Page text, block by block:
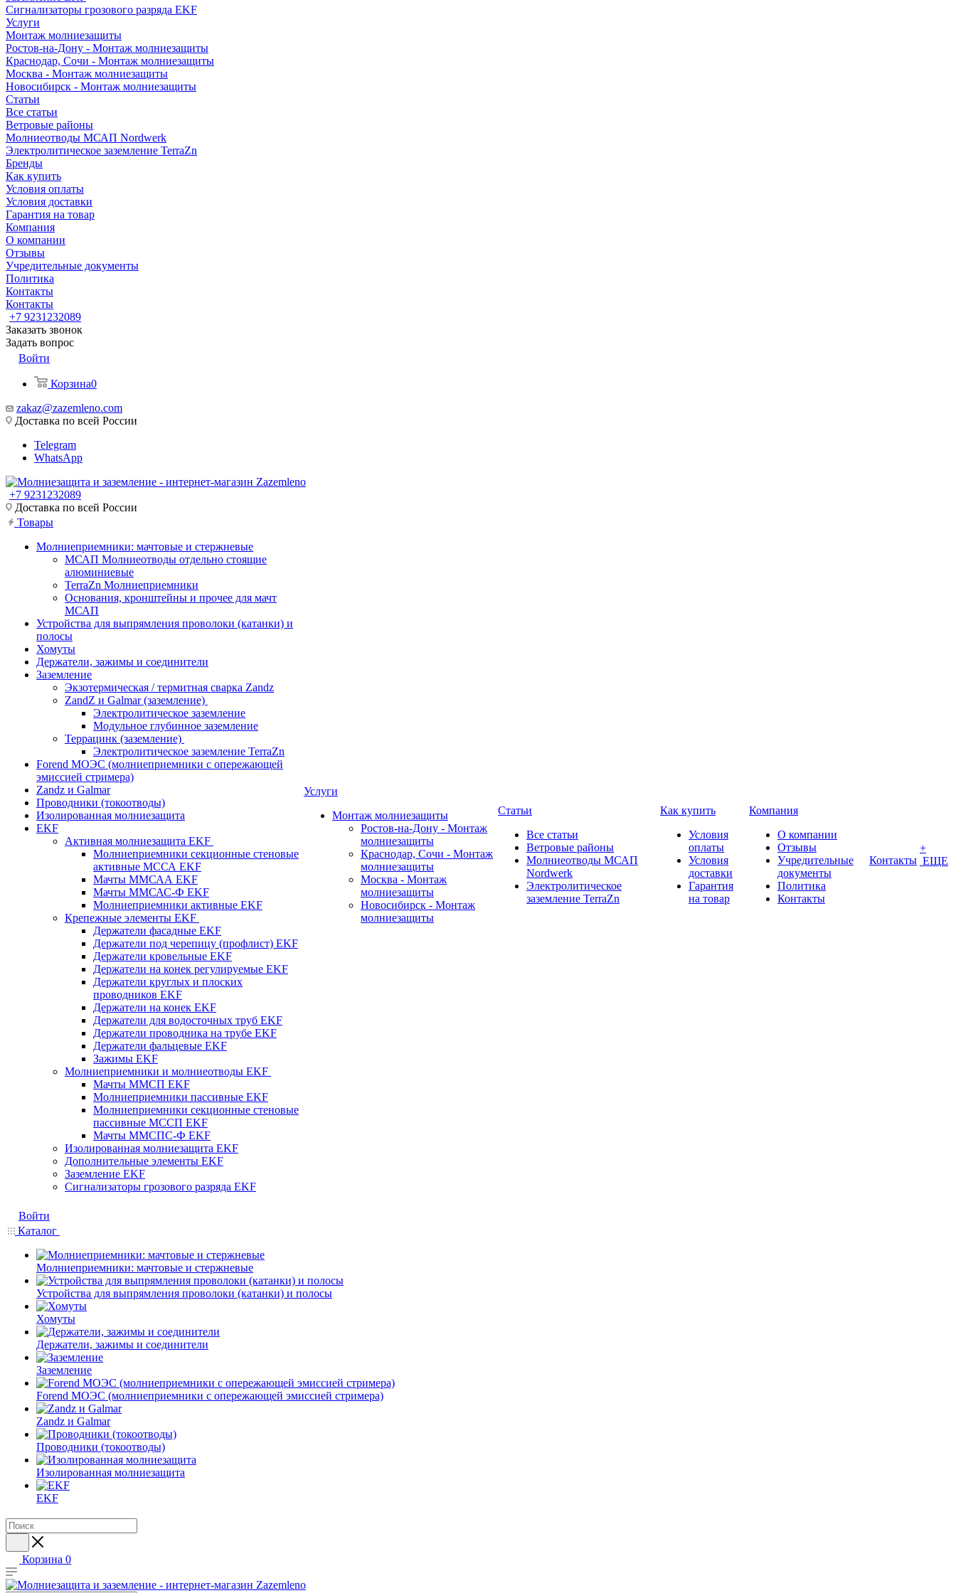
Сигнализаторы грозового разряда EKF
Услуги
Монтаж молниезащиты
Ростов-на-Дону - Монтаж молниезащиты
Краснодар, Сочи - Монтаж молниезащиты
Москва - Монтаж молниезащиты
Новосибирск - Монтаж молниезащиты
Статьи
Все статьи
Ветровые районы
Молниеотводы МСАП Nordwerk
Электролитическое заземление TerraZn
Бренды
Как купить
Условия оплаты
Условия доставки
Гарантия на товар
Компания
О компании
Отзывы
Учредительные документы
Политика
Контакты
Контакты
+7 9231232089
Заказать звонок
Задать вопрос
Войти
Корзина0
zakaz@zazemleno.com
Доставка по всей России
Telegram
WhatsApp
+7 9231232089
Доставка по всей России
Товары
Молниеприемники: мачтовые и стержневые
МСАП Молниеотводы отдельно стоящие
алюминиевые
TerraZn Молниеприемники
Основания, кронштейны и прочее для мачт
МСАП
Устройства для выпрямления проволоки (катанки) и
полосы
Хомуты
Держатели, зажимы и соединители
Заземление
Экзотермическая / термитная сварка Zandz
ZandZ и Galmar (заземление)
Электролитическое заземление
Модульное глубинное заземление
Террацинк (заземление)
Электролитическое заземление TerraZn
Forend МОЭС (молниеприемники с опережающей
эмиссией стримера)
Zandz и Galmar
Проводники (токоотводы)
Изолированная молниезащита
EKF
Активная молниезащита EKF
Молниеприемники секционные стеновые
активные МССА EKF
Мачты ММСАА EKF
Мачты ММСАС-Ф EKF
Молниеприемники активные EKF
Крепежные элементы EKF
Держатели фасадные EKF
Держатели под черепицу (профлист) EKF
Держатели кровельные EKF
Держатели на конек регулируемые EKF
Держатели круглых и плоских
проводников EKF
Держатели на конек EKF
Держатели для водосточных труб EKF
Держатели проводника на трубе EKF
Держатели фальцевые EKF
Зажимы EKF
Молниеприемники и молниеотводы EKF
Мачты ММСП EKF
Молниеприемники пассивные EKF
Молниеприемники секционные стеновые
пассивные МССП EKF
Мачты ММСПС-Ф EKF
Изолированная молниезащита EKF
Дополнительные элементы EKF
Заземление EKF
Сигнализаторы грозового разряда EKF
Услуги
Монтаж молниезащиты
Ростов-на-Дону - Монтаж
молниезащиты
Краснодар, Сочи - Монтаж
молниезащиты
Москва - Монтаж
молниезащиты
Новосибирск - Монтаж
молниезащиты
Статьи
Все статьи
Ветровые районы
Молниеотводы МСАП
Nordwerk
Электролитическое
заземление TerraZn
Как купить
Условия
оплаты
Условия
доставки
Гарантия
на товар
Компания
О компании
Отзывы
Учредительные
документы
Политика
Контакты
Контакты
+
ЕЩЕ
Войти
Каталог
Молниеприемники: мачтовые и стержневые
Устройства для выпрямления проволоки (катанки) и полосы
Хомуты
Держатели, зажимы и соединители
Заземление
Forend МОЭС (молниеприемники с опережающей эмиссией стримера)
Zandz и Galmar
Проводники (токоотводы)
Изолированная молниезащита
EKF
Корзина 0